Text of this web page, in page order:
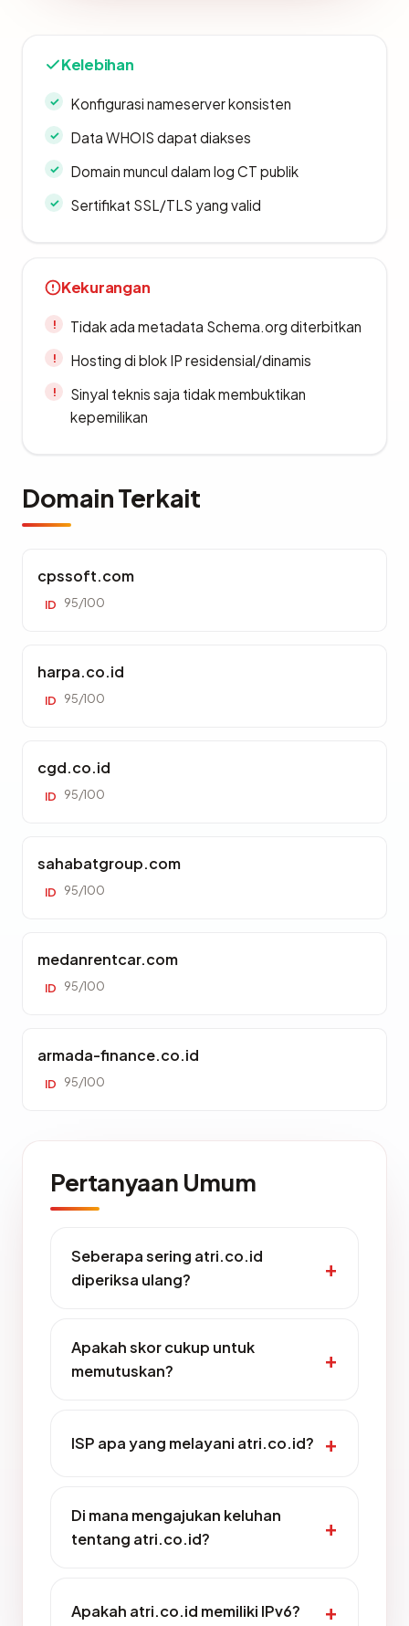
Kelebihan
Konfigurasi nameserver konsisten
Data WHOIS dapat diakses
Domain muncul dalam log CT publik
Sertifikat SSL/TLS yang valid
Kekurangan
Tidak ada metadata Schema.org diterbitkan
Hosting di blok IP residensial/dinamis
Sinyal teknis saja tidak membuktikan
kepemilikan
Domain Terkait
cpssoft.com
ID 95/100
harpa.co.id
ID 95/100
cgd.co.id
ID 95/100
sahabatgroup.com
ID 95/100
medanrentcar.com
ID 95/100
armada-finance.co.id
ID 95/100
Pertanyaan Umum
Seberapa sering atri.co.id
diperiksa ulang?
Apakah skor cukup untuk
memutuskan?
ISP apa yang melayani atri.co.id?
Di mana mengajukan keluhan
tentang atri.co.id?
Apakah atri.co.id memiliki IPv6?